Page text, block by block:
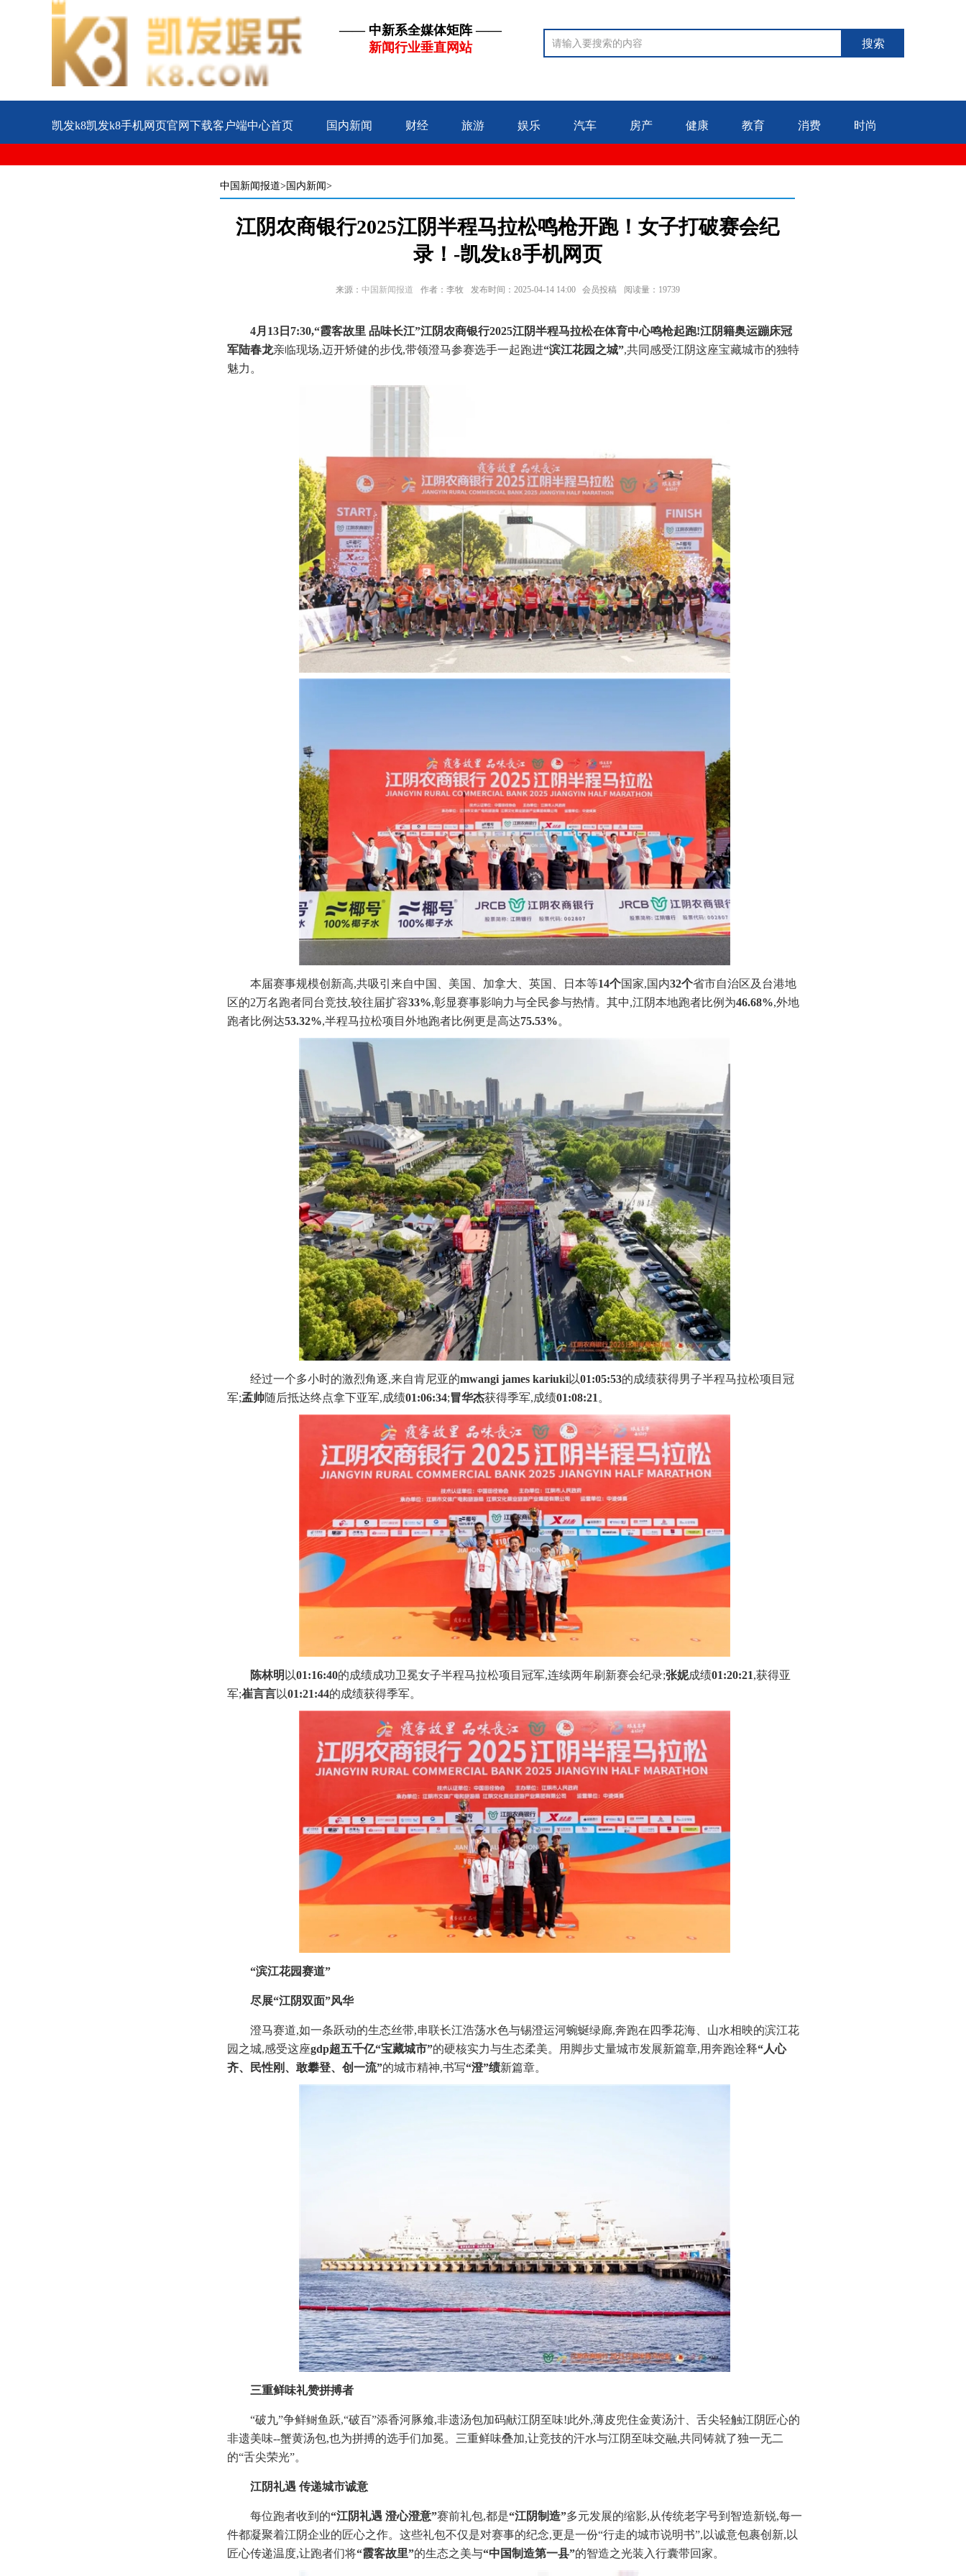
—— 中新系全媒体矩阵 ——
新闻行业垂直网站
搜索
凯发k8凯发k8手机网页官网下载客户端中心首页 国内新闻 财经 旅游 娱乐 汽车 房产 健康 教育 消费 时尚
中国新闻报道>国内新闻>
江阴农商银行2025江阴半程马拉松鸣枪开跑！女子打破赛会纪
录！-凯发k8手机网页
来源： 中国新闻报道 作者：李牧 发布时间：2025-04-14 14:00 会员投稿 阅读量：19739
4月13日7:30,“霞客故里 品味长江”江阴农商银行2025江阴半程马拉松在体育中心鸣枪起跑!江阴籍奥运蹦床冠
军陆春龙亲临现场,迈开矫健的步伐,带领澄马参赛选手一起跑进“滨江花园之城”,共同感受江阴这座宝藏城市的独特
魅力。
本届赛事规模创新高,共吸引来自中国、美国、加拿大、英国、日本等14个国家,国内32个省市自治区及台港地
区的2万名跑者同台竞技,较往届扩容33%,彰显赛事影响力与全民参与热情。其中,江阴本地跑者比例为46.68%,外地
跑者比例达53.32%,半程马拉松项目外地跑者比例更是高达75.53%。
经过一个多小时的激烈角逐,来自肯尼亚的mwangi james kariuki以01:05:53的成绩获得男子半程马拉松项目冠
军;孟帅随后抵达终点拿下亚军,成绩01:06:34;冒华杰获得季军,成绩01:08:21 。
陈林明 以01:16:40的成绩成功卫冕女子半程马拉松项目冠军,连续两年刷新赛会纪录;张妮成绩01:20:21,获得亚
军;崔言言以01:21:44的成绩获得季军。
“滨江花园赛道”
尽展“江阴双面”风华
澄马赛道,如一条跃动的生态丝带,串联长江浩荡水色与锡澄运河蜿蜒绿廊,奔跑在四季花海、山水相映的滨江花
园之城,感受这座gdp超五千亿“宝藏城市”的硬核实力与生态柔美。用脚步丈量城市发展新篇章,用奔跑诠释“人心
齐、民性刚、敢攀登、创一流”的城市精神,书写“澄”绩新篇章。
三重鲜味礼赞拼搏者
“破九”争鲜鲥鱼跃,“破百”添香河豚飨,非遗汤包加码献江阴至味!此外,薄皮兜住金黄汤汁、舌尖轻触江阴匠心的
非遗美味--蟹黄汤包,也为拼搏的选手们加冕。三重鲜味叠加,让竞技的汗水与江阴至味交融,共同铸就了独一无二
的“舌尖荣光”。
江阴礼遇 传递城市诚意
每位跑者收到的“江阴礼遇 澄心澄意”赛前礼包,都是“江阴制造”多元发展的缩影,从传统老字号到智造新锐,每一
件都凝聚着江阴企业的匠心之作。这些礼包不仅是对赛事的纪念,更是一份“行走的城市说明书”,以诚意包裹创新,以
匠心传递温度,让跑者们将“霞客故里”的生态之美与“中国制造第一县”的智造之光装入行囊带回家。